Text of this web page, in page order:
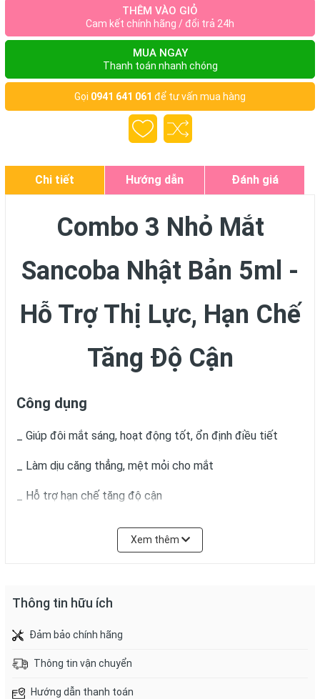
THÊM VÀO GIỎ
Cam kết chính hãng / đổi trả 24h
MUA NGAY
Thanh toán nhanh chóng
Gọi 0941 641 061 để tư vấn mua hàng
Chi tiết Hướng dẫn Đánh giá
Combo 3 Nhỏ Mắt
Sancoba Nhật Bản 5ml -
Hỗ Trợ Thị Lực, Hạn Chế
Tăng Độ Cận
Công dụng
_ Giúp đôi mắt sáng, hoạt động tốt, ổn định điều tiết
_ Làm dịu căng thẳng, mệt mỏi cho mắt
_ Hỗ trợ hạn chế tăng độ cận
Xem thêm
Thông tin hữu ích
Đảm bảo chính hãng
Thông tin vận chuyển
Hướng dẫn thanh toán